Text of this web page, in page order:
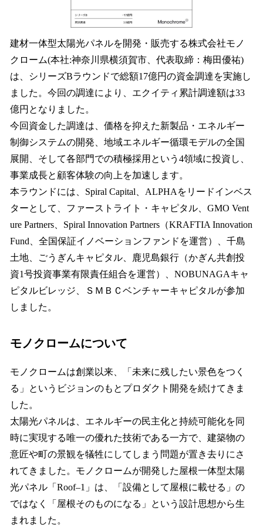
建材一体型太陽光パネルを開発・販売する株式会社モノ
クローム(本社:神奈川県横須賀市、代表取締：梅田優祐)
は、シリーズBラウンドで総額17億円の資金調達を実施し
ました。今回の調達により、エクイティ累計調達額は33
億円となりました。
今回資金した調達は、価格を抑えた新製品・エネルギー
制御システムの開発、地域エネルギー循環モデルの全国
展開、そして各部門での積極採用という4領域に投資し、
事業成長と顧客体験の向上を加速します。
本ラウンドには、Spiral Capital、ALPHAをリードインベス
ターとして、ファーストライト・キャピタル、GMO Vent
ure Partners、Spiral Innovation Partners（KRAFTIA Innovation
Fund、全国保証イノベーションファンドを運営）、千島
土地、ごうぎんキャピタル、鹿児島銀行（かぎん共創投
資1号投資事業有限責任組合を運営）、NOBUNAGAキャ
ピタルビレッジ、ＳＭＢＣベンチャーキャピタルが参加
しました。
モノクロームについて
モノクロームは創業以来、「未来に残したい景色をつく
る」というビジョンのもとプロダクト開発を続けてきま
した。
太陽光パネルは、エネルギーの民主化と持続可能化を同
時に実現する唯一の優れた技術である一方で、建築物の
意匠や町の景観を犠牲にしてしまう問題が置き去りにさ
れてきました。モノクロームが開発した屋根一体型太陽
光パネル「Roof–1」は、「設備として屋根に載せる」の
ではなく「屋根そのものになる」という設計思想から生
まれました。